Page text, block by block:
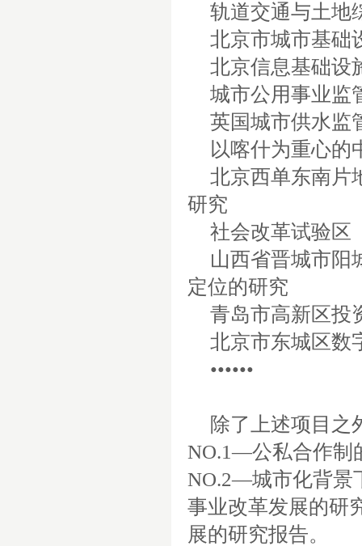
轨道交通与土地
北京市城市基础
北京信息基础设
城市公用事业监
英国城市供水监
以喀什为重心的
北京西单东南片
研究
社会改革试验区
山西省晋城市阳
定位的研究
青岛市高新区投
北京市东城区数
••••••
除了上述项目之
NO.1—公私合作制
NO.2—城市化背景
事业改革发展的研
展的研究报告。